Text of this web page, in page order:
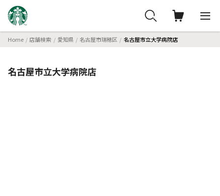
Home 店舗検索 愛知県 名古屋市瑞穂区 名古屋市立大学病院店
名古屋市立大学病院店